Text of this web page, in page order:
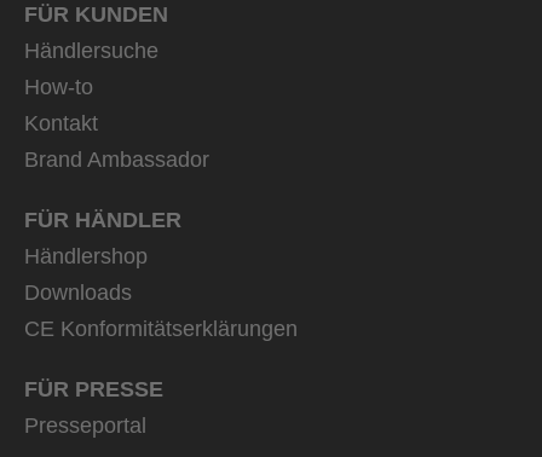
FÜR KUNDEN
Händlersuche
How-to
Kontakt
Brand Ambassador
FÜR HÄNDLER
Händlershop
Downloads
CE Konformitätserklärungen
FÜR PRESSE
Presseportal